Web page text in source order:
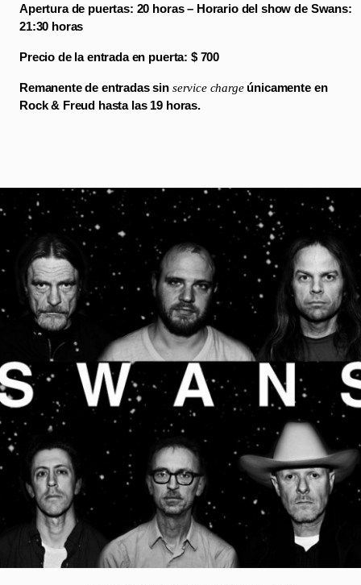
Apertura de puertas: 20 horas – Horario del show de Swans:
21:30 horas
Precio de la entrada en puerta: $ 700
Remanente de entradas sin service chargeúnicamente en
Rock & Freud hasta las 19 horas.